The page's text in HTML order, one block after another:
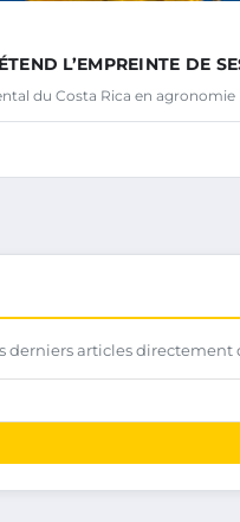
L’EMPREINTE DE
du Costa Rica en
derniers articles